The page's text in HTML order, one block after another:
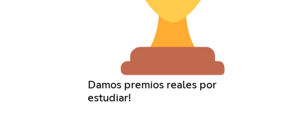
Damos premios reales por
estudiar!